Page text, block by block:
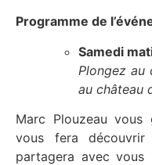
Programme de
Samedi
Plongez
au château
Marc Plouzeau
vous fera
partagera avec vous